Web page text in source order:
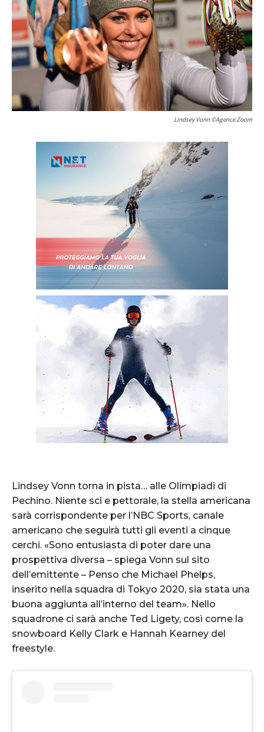
Lindsey Vonn ©Agence Zoom
Lindsey Vonn torna in pista… alle Olimpiadi di
Pechino. Niente sci e pettorale, la stella americana
sarà corrispondente per l’NBC Sports, canale
americano che seguirà tutti gli eventi a cinque
cerchi. «Sono entusiasta di poter dare una
prospettiva diversa – spiega Vonn sul sito
dell’emittente – Penso che Michael Phelps,
inserito nella squadra di Tokyo 2020, sia stata una
buona aggiunta all’interno del team». Nello
squadrone ci sarà anche Ted Ligety, così come la
snowboard Kelly Clark e Hannah Kearney del
freestyle.